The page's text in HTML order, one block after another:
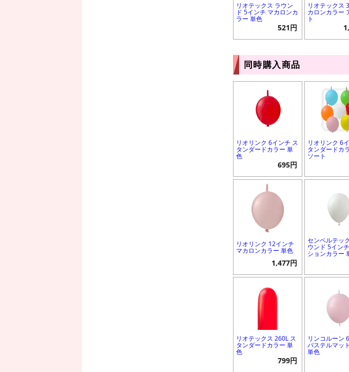
リオテックス ラウン
ド 5インチ マカロンカ
ラー 単色
521円
リオテックス
カロンカラー
ト
同時購入商品
リオリンク 6インチ ス
タンダードカラー 単
色
695円
リオリンク 6
タンダードカ
ソート
リオリンク 12インチ
マカロンカラー 単色
1,477円
センペルテッ
ウンド 5イン
ションカラー
リオテックス 260L ス
タンダードカラー 単
色
799円
リンコルーン
パステルマッ
単色